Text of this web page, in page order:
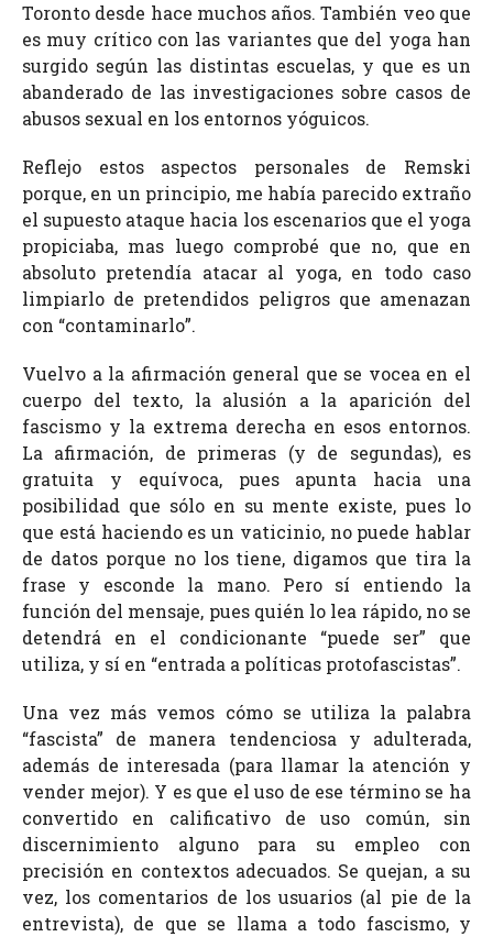
Toronto desde hace muchos años. También veo que
es muy crítico con las variantes que del yoga han
surgido según las distintas escuelas, y que es un
abanderado de las investigaciones sobre casos de
abusos sexual en los entornos yóguicos.
Reflejo estos aspectos personales de Remski
porque, en un principio, me había parecido extraño
el supuesto ataque hacia los escenarios que el yoga
propiciaba, mas luego comprobé que no, que en
absoluto pretendía atacar al yoga, en todo caso
limpiarlo de pretendidos peligros que amenazan
con “contaminarlo”.
Vuelvo a la afirmación general que se vocea en el
cuerpo del texto, la alusión a la aparición del
fascismo y la extrema derecha en esos entornos.
La afirmación, de primeras (y de segundas), es
gratuita y equívoca, pues apunta hacia una
posibilidad que sólo en su mente existe, pues lo
que está haciendo es un vaticinio, no puede hablar
de datos porque no los tiene, digamos que tira la
frase y esconde la mano. Pero sí entiendo la
función del mensaje, pues quién lo lea rápido, no se
detendrá en el condicionante “puede ser” que
utiliza, y sí en “entrada a políticas protofascistas”.
Una vez más vemos cómo se utiliza la palabra
“fascista” de manera tendenciosa y adulterada,
además de interesada (para llamar la atención y
vender mejor). Y es que el uso de ese término se ha
convertido en calificativo de uso común, sin
discernimiento alguno para su empleo con
precisión en contextos adecuados. Se quejan, a su
vez, los comentarios de los usuarios (al pie de la
entrevista), de que se llama a todo fascismo, y